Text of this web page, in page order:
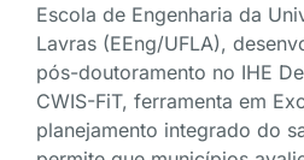
Escola de Engenharia da
Lavras (EEng/UFLA),
pós-doutoramento no IHE
CWIS-FiT, ferramenta em
planejamento integrado do